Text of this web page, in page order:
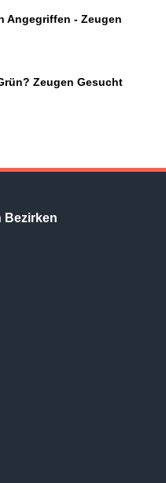
Angegriffen - Zeugen
Zeugen Gesucht
Bezirken